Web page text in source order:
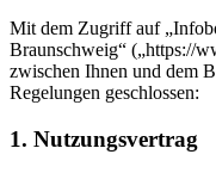
Mit dem Zugriff auf
Braunschweig“ („https://
zwischen Ihnen und dem
Regelungen geschlossen:
1. Nutzungsvertrag